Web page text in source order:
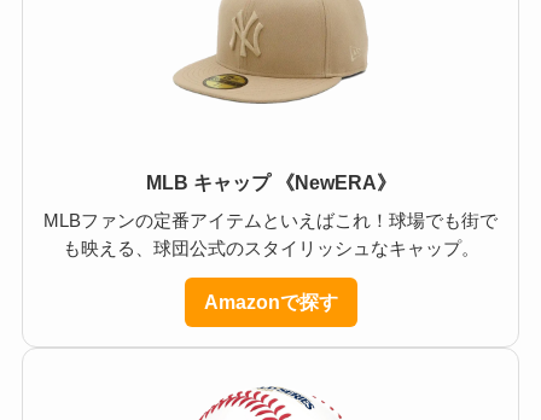
MLB キャップ 《NewERA》
MLBファンの定番アイテムといえばこれ！球場でも街で
も映える、球団公式のスタイリッシュなキャップ。
Amazonで探す